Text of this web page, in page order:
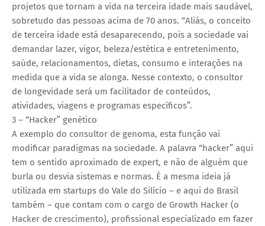
projetos que tornam a vida na terceira idade mais saudável,
sobretudo das pessoas acima de 70 anos. “Aliás, o conceito
de terceira idade está desaparecendo, pois a sociedade vai
demandar lazer, vigor, beleza/estética e entretenimento,
saúde, relacionamentos, dietas, consumo e interações na
medida que a vida se alonga. Nesse contexto, o consultor
de longevidade será um facilitador de conteúdos,
atividades, viagens e programas específicos”.
3 – “Hacker” genético
A exemplo do consultor de genoma, esta função vai
modificar paradigmas na sociedade. A palavra “hacker” aqui
tem o sentido aproximado de expert, e não de alguém que
burla ou desvia sistemas e normas. É a mesma ideia já
utilizada em startups do Vale do Silício – e aqui do Brasil
também – que contam com o cargo de Growth Hacker (o
Hacker de crescimento), profissional especializado em fazer